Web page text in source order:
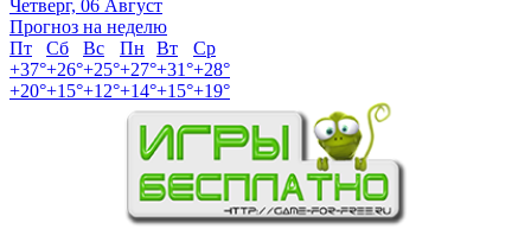
Четверг, 06 Август
Прогноз на неделю
Пт
Сб Вс Пн Вт
Ср
+37°+26°+25°+27°+31°+28°
+20°+15°+12°+14°+15°+19°